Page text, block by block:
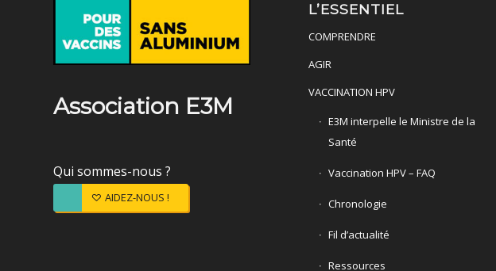
Association E3M
Qui sommes-nous ?
AIDEZ-NOUS !
L’ESSENTIEL
COMPRENDRE
AGIR
VACCINATION HPV
E3M interpelle le Ministre de la
Santé
Vaccination HPV – FAQ
Chronologie
Fil d’actualité
Ressources